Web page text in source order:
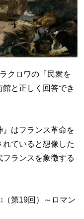
クロワの『民衆を
と正しく回答でき
』はフランス革命を
ていると想像した
ランスを象徴する
第19回）～ロマン